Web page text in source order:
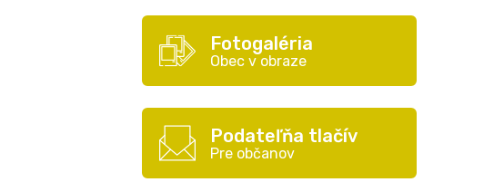
Fotogaléria
Obec v obraze
Podateľňa tlačív
Pre občanov